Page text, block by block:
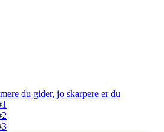
du gider, jo skarpere er du